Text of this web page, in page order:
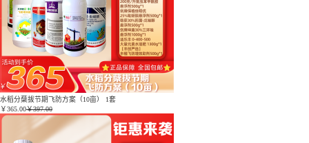
水稻分蘖拔节期飞防方案（10亩） 1套
￥365.00￥397.00